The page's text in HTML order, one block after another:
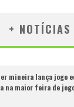
+ NOTÍCIAS
mineira lança jogo
na maior feira de